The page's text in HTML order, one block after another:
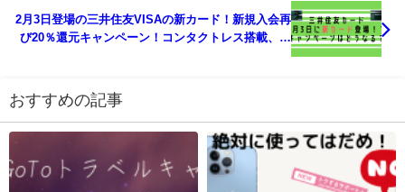
2月3日登場の三井住友VISAの新カード！新規入会再
び20％還元キャンペーン！コンタクトレス搭載、カ
おすすめの記事